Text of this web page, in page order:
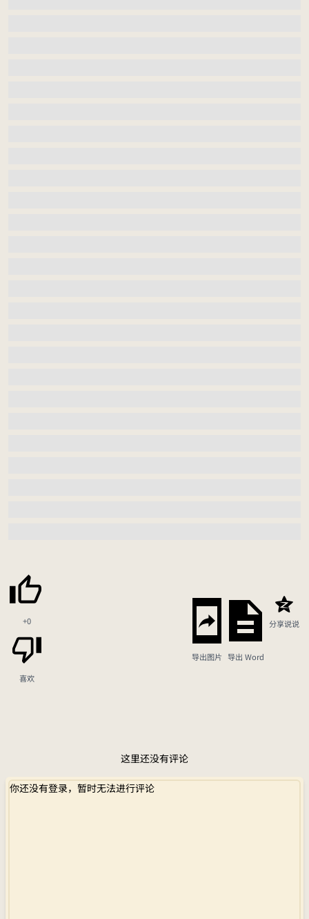
+0
喜欢
导出图片 导出 Word
分享说说
这里还没有评论
你还没有登录，暂时无法进行评论